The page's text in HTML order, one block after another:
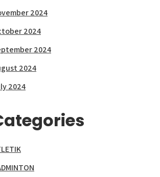
2024
2024
2024
2024
2024